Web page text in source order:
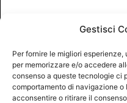
Gestisci
Per fornire le migliori
per memorizzare e/o accedere
consenso a queste tecnologie ci
comportamento di navigazione o
acconsentire o ritirare il